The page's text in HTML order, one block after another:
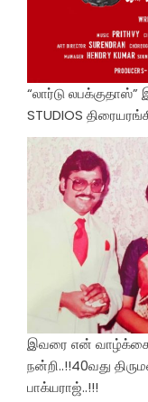
“லார்டு
STUDIOS
இவரை என்
நன்றி..!!40வது
பாக்யராஜ்..!!!